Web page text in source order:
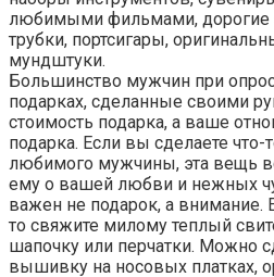
любимыми фильмами, дорогие
трубки, портсигары,
мундштуки.
Большинство мужчин при
подарках, сделанные своими
стоимость подарка, а ваше
подарка. Если вы сделаете
любимого мужчины, эта вещь
ему о вашей любви и нежных
важен не подарок, а внимание.
то свяжите милому теплый
шапочку или перчатки. Можно
вышивку на носовых платках,